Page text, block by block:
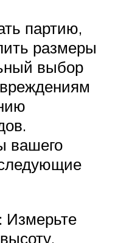
партию,
размеры
выбор
вашего
Измерьте